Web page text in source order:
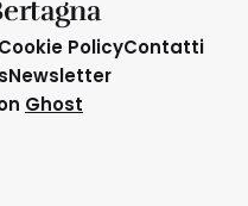
Cookie PolicyContatti
Newsletter
Ghost